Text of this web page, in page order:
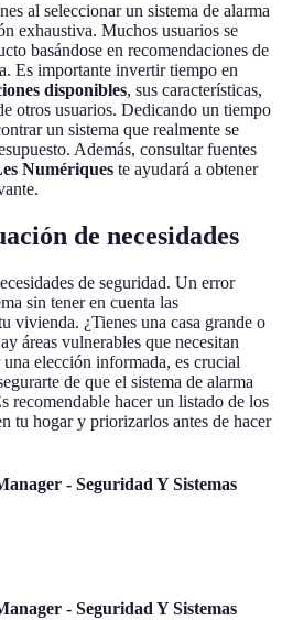
al seleccionar un sistema de alarma
exhaustiva. Muchos usuarios se
basándose en recomendaciones de
Es importante invertir tiempo en
disponibles, sus características,
otros usuarios. Dedicando un tiempo
un sistema que realmente se
Además, consultar fuentes
Numériques te ayudará a obtener
de necesidades
de seguridad. Un error
sin tener en cuenta las
vivienda. ¿Tienes una casa grande o
áreas vulnerables que necesitan
elección informada, es crucial
de que el sistema de alarma
recomendable hacer un listado de los
tu hogar y priorizarlos antes de hacer
- Seguridad Y Sistemas
- Seguridad Y Sistemas